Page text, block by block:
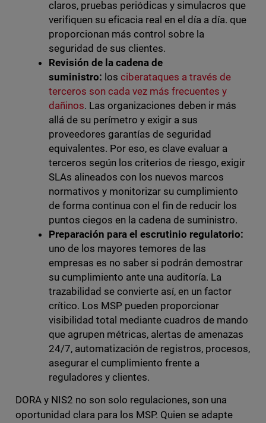
claros, pruebas periódicas y simulacros que
verifiquen su eficacia real en el día a día. que
proporcionan más control sobre la
seguridad de sus clientes.
Revisión de la cadena de
suministro: los ciberataques a través de
terceros son cada vez más frecuentes y
dañinos. Las organizaciones deben ir más
allá de su perímetro y exigir a sus
proveedores garantías de seguridad
equivalentes. Por eso, es clave evaluar a
terceros según los criterios de riesgo, exigir
SLAs alineados con los nuevos marcos
normativos y monitorizar su cumplimiento
de forma continua con el fin de reducir los
puntos ciegos en la cadena de suministro.
Preparación para el escrutinio regulatorio:
uno de los mayores temores de las
empresas es no saber si podrán demostrar
su cumplimiento ante una auditoría. La
trazabilidad se convierte así, en un factor
crítico. Los MSP pueden proporcionar
visibilidad total mediante cuadros de mando
que agrupen métricas, alertas de amenazas
24/7, automatización de registros, procesos,
asegurar el cumplimiento frente a
reguladores y clientes.
DORA y NIS2 no son solo regulaciones, son una
oportunidad clara para los MSP. Quien se adapte